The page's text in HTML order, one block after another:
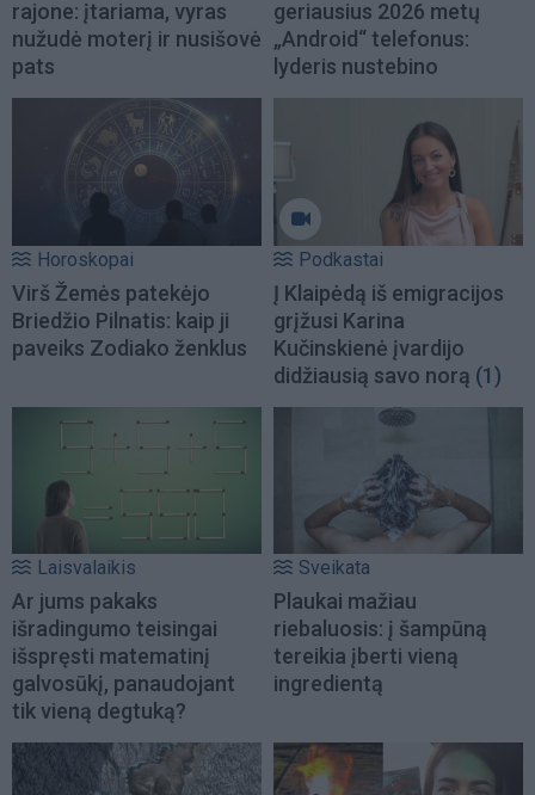
rajone: įtariama, vyras
nužudė moterį ir nusišovė
pats
geriausius 2026 metų
„Android“ telefonus:
lyderis nustebino
Horoskopai
Virš Žemės patekėjo
Briedžio Pilnatis: kaip ji
paveiks Zodiako ženklus
Podkastai
Į Klaipėdą iš emigracijos
grįžusi Karina
Kučinskienė įvardijo
didžiausią savo norą (1)
Laisvalaikis
Ar jums pakaks
išradingumo teisingai
išspręsti matematinį
galvosūkį, panaudojant
tik vieną degtuką?
Sveikata
Plaukai mažiau
riebaluosis: į šampūną
tereikia įberti vieną
ingredientą